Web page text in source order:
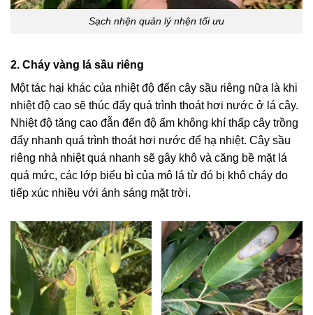
Sạch nhện quản lý nhện tối ưu
2. Cháy vàng lá sầu riêng
Một tác hại khác của nhiệt độ đến cây sầu riêng nữa là khi
nhiệt độ cao sẽ thúc đẩy quá trình thoát hơi nước ở lá cây.
Nhiệt độ tăng cao đẫn đến độ ẩm không khí thấp cây trồng
đẩy nhanh quá trình thoát hơi nước để hạ nhiệt. Cây sầu
riêng nhả nhiệt quá nhanh sẽ gây khô và căng bề mặt lá
quá mức, các lớp biểu bì của mô lá từ đó bị khô cháy do
tiếp xúc nhiều với ánh sáng mặt trời.